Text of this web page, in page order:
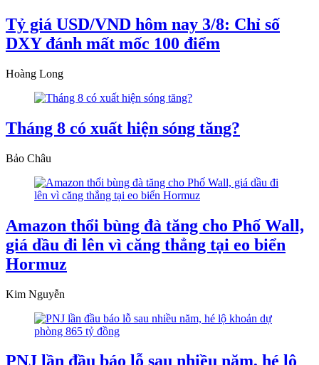
Tỷ giá USD/VND hôm nay 3/8: Chỉ số
DXY đánh mất mốc 100 điểm
Hoàng Long
Tháng 8 có xuất hiện sóng tăng?
Bảo Châu
Amazon thổi bùng đà tăng cho Phố Wall,
giá dầu đi lên vì căng thẳng tại eo biển
Hormuz
Kim Nguyễn
PNJ lần đầu báo lỗ sau nhiều năm, hé lộ